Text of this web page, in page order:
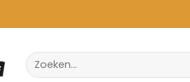
Zoeken